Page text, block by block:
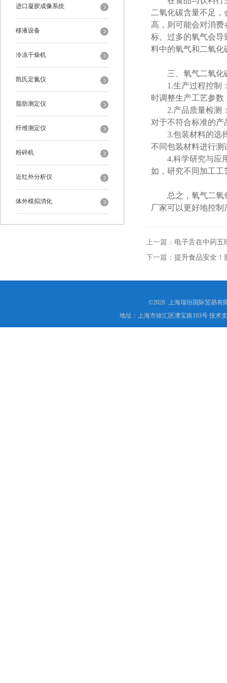
进口凝胶成像系统
移液设备
冷冻干燥机
凯氏定氮仪
脂肪测定仪
纤维测定仪
粉碎机
近红外分析仪
体外模拟消化
二氧化碳含量不足
高，则可能会对消费
标。过多的氧气会导
料中的氧气和二氧化
三、氧气二氧化
1.生产过程控制：
时调整生产工艺参
2.产品质量检测：
对于不符合标准的
3.包装材料的选择
不同包装材料进行测
4.科学研究与应用
如，研究不同加工工
总之，氧气二氧化
厂家可以更好地控
上一篇： 电子舌在中药五
下一篇： 提升食品安全！
©2026 上海瑞玢国际贸易有
地址：上海市徐汇区漕宝路103号 技术